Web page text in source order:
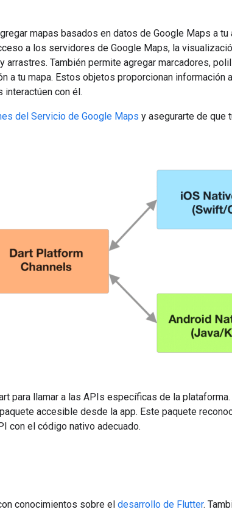
mapas basados en datos de Google Maps a tu
a los servidores de Google Maps, la
También permite agregar marcadores,
a tu mapa. Estos objetos proporcionan información
interactúen con él.
del Servicio de Google Maps y asegurarte de que
para llamar a las APIs específicas de la
accesible desde la app. Este paquete
con el código nativo adecuado.
conocimientos sobre el desarrollo de Flutter.